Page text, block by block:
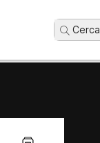
Cerca